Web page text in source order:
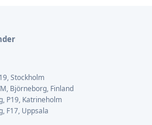
Stockholm
Björneborg, Finland
P19, Katrineholm
F17, Uppsala